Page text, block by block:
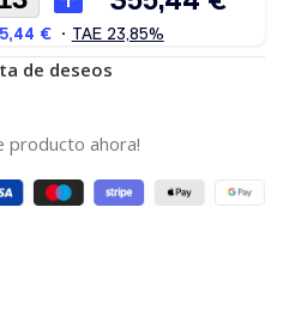
de deseos
producto ahora!